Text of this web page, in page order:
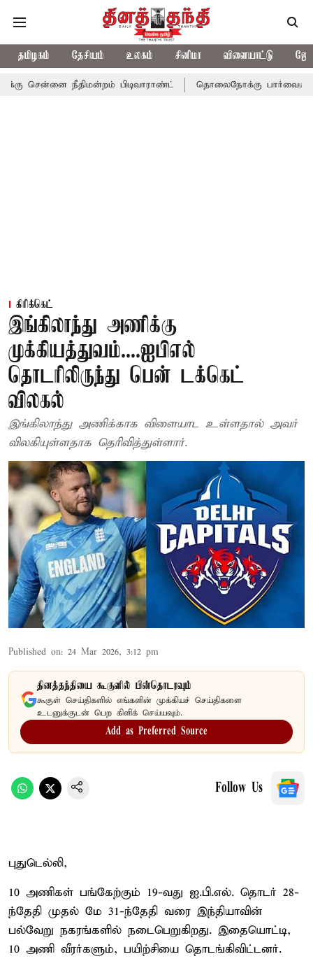
தமிழகம் தேசியம் உலகம் சினிமா விளையாட்டு
பிடிவாராண்ட் தொலைநோக்கு பார்வையுடன் கூடிய
கிரிக்கெட்
இங்கிலாந்து அணிக்கு
முக்கியத்துவம்....ஐபிஎல்
தொடரிலிருந்து பென் டக்கெட்
விலகல்
இங்கிலாந்து அணிக்காக விளையாட உள்ளதால் அவர்
விலகியுள்ளதாக தெரிவித்துள்ளார்.
Published on: 24 Mar 2026, 3:12 pm
தினத்தந்தியை கூகுளில் பின்தொடரவும்
கூகுள் செய்திகளில் எங்களின் முக்கியச் செய்திகளை
உடனுக்குடன் பெற கிளிக் செய்யவும்.
Add as Preferred Source
Follow Us
புதுடெல்லி,
10 அணிகள் பங்கேற்கும் 19-வது ஐ.பி.எல். தொடர் 28-
ந்தேதி முதல் மே 31-ந்தேதி வரை இந்தியாவின்
பல்வேறு நகரங்களில் நடைபெறுகிறது. இதையொட்டி,
10 அணி வீரர்களும், பயிற்சியை தொடங்கிவிட்டனர்.